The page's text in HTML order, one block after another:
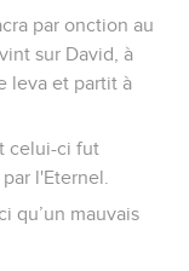
par onction au
sur David, à
leva et partit à
celui-ci fut
l'Eternel.
qu’un mauvais